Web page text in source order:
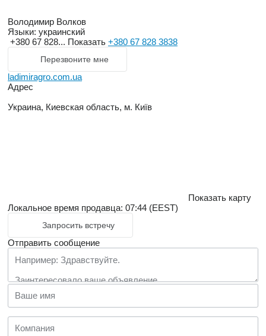
Володимир Волков
Языки: украинский
+380 67 828... Показать +380 67 828 3838
Перезвоните мне
ladimiragro.com.ua
Адрес
Украина, Киевская область, м. Київ
Показать карту
Локальное время продавца: 07:44 (EEST)
Запросить встречу
Отправить сообщение